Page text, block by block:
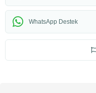
WhatsApp Destek